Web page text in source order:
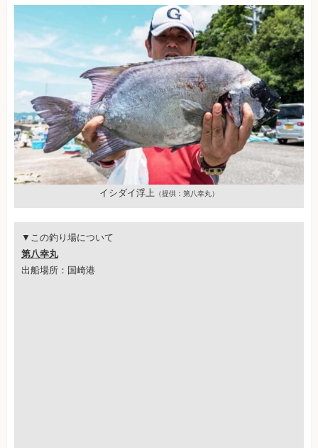
イシダイ浮上 （提供：第八幸丸）
▼この釣り場について
第八幸丸
出船場所：国崎港